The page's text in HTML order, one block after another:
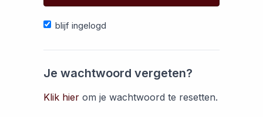
blijf ingelogd
Je wachtwoord vergeten?
Klik hier om je wachtwoord te resetten.